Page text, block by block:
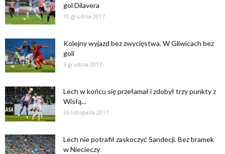
gol Dilavera
10 grudnia 2017
Kolejny wyjazd bez zwycięstwa. W Gliwicach bez
goli
3 grudnia 2017
Lech w końcu się przełamał i zdobył trzy punkty z
Wisłą...
26 listopada 2017
Lech nie potrafił zaskoczyć Sandecji. Bez bramek
w Niecieczy